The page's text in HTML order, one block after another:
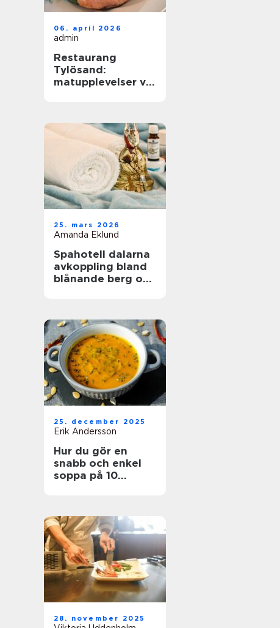
06. april 2026
admin
Restaurang
Tylösand:
matupplevelser vid
25. mars 2026
Amanda Eklund
Spahotell dalarna
avkoppling bland
blånande berg och
25. december 2025
Erik Andersson
Hur du gör en
snabb och enkel
soppa på 10
28. november 2025